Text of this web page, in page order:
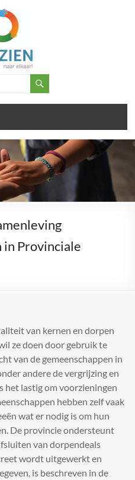
in Provinciale
van kernen en dorpen
ze doen door gebruik te
van de gemeenschappen in
andere de vergrijzing en
het lastig om voorzieningen
hebben zelf vaak
wat er nodig is om hun
De provincie ondersteunt
van dorpendeals
wordt uitgewerkt en
is beschreven in de